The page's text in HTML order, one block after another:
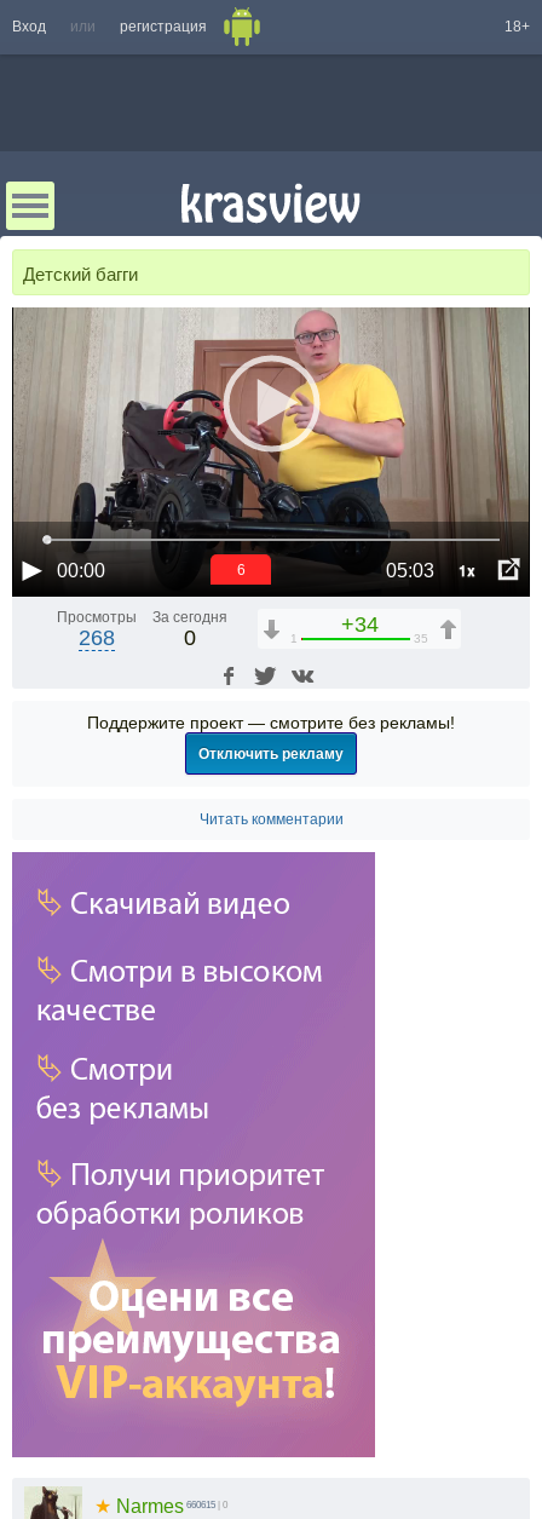
Вход или регистрация 18+
Детский багги
00:00 05:03 1x
6
Просмотры
268
За сегодня
0
+34
1 35
Поддержите проект — смотрите без рекламы!
Отключить рекламу
Читать комментарии
★ Narmes 660615 | 0